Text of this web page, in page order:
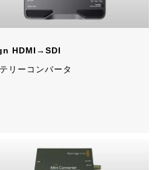
HDMI→SDI
リーコンバータ